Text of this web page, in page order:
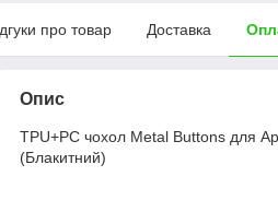
про товар Доставка
Опис
TPU+PC чохол Metal Buttons для
(Блакитний)